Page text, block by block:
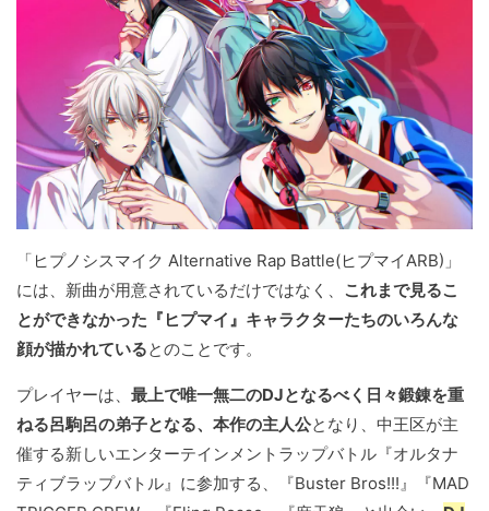
「ヒプノシスマイク Alternative Rap Battle(ヒプマイARB)」
には、新曲が用意されているだけではなく、 これまで見るこ
とができなかった『ヒプマイ』キャラクターたちのいろんな
顔が描かれているとのことです。
プレイヤーは、 最上で唯一無二のDJとなるべく日々鍛錬を重
ねる呂駒呂の弟子となる、本作の主人公となり、中王区が主
催する新しいエンターテインメントラップバトル『オルタナ
ティブラップバトル』に参加する、『Buster Bros!!!』『MAD